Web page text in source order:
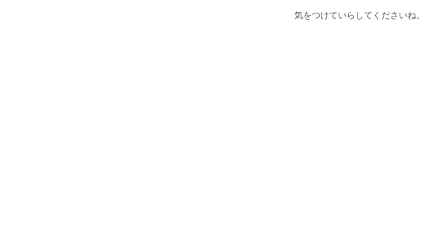
気をつけていらしてくださいね。